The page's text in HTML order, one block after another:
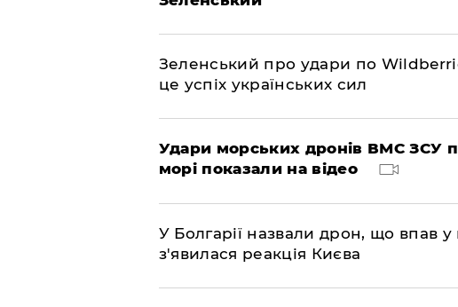
Зеленський про удари по
це успіх українських сил
Удари морських дронів ВМС ЗСУ
морі показали на відео
У Болгарії назвали дрон, що впав у
з'явилася реакція Києва